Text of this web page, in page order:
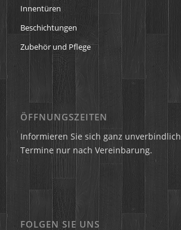
Innentüren
Beschichtungen
Zubehör und Pflege
ÖFFNUNGSZEITEN
Informieren Sie sich ganz unverbindlich
Termine nur nach Vereinbarung.
FOLGEN SIE UNS